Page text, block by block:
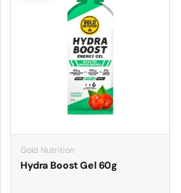
Gold Nutrition
Hydra Boost Gel 60g